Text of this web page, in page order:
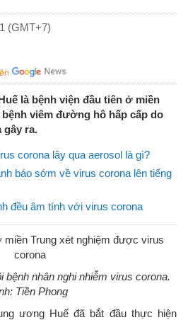
(GMT+7)
là bệnh viện đầu tiên ở miền
viêm đường hô hấp cấp do
gây ra.
corona lây qua aerosol là gì?
báo sớm về virus corona lên tiếng
đều âm tính với virus corona
nhân nghi nhiễm virus corona.
Tiền Phong
ương Huế đã bắt đầu thực hiện